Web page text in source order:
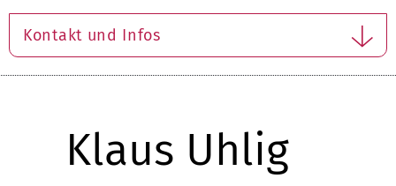
Kontakt und Infos
Klaus Uhlig